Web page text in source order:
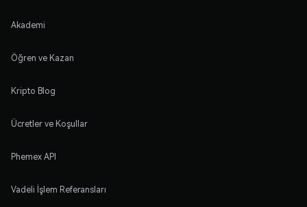
Akademi
Öğren ve Kazan
Kripto Blog
Ücretler ve Koşullar
Phemex API
Vadeli İşlem Referansları